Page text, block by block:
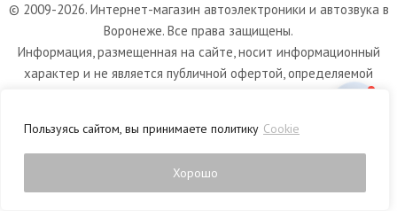
Пользуясь сайтом, вы принимаете политику Cookie
Хорошо
© 2009-2026. Интернет-магазин автоэлектроники и автозвука в
Воронеже. Все права защищены.
Информация, размещенная на сайте, носит информационный
характер и не является публичной офертой, определяемой
положениями статьи 437 Гражданского кодекса РФ.